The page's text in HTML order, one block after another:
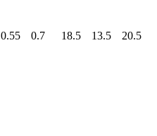
0.55 0.7 18.5 13.5 20.5